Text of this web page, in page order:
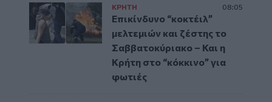
ΚΡΗΤΗ 08:05
Επικίνδυνο “κοκτέιλ”
μελτεμιών και ζέστης το
Σαββατοκύριακο – Και η
Κρήτη στο “κόκκινο” για
φωτιές